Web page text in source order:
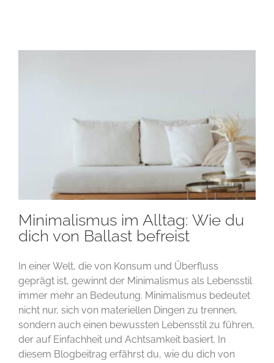
Minimalismus im Alltag: Wie du
dich von Ballast befreist
In einer Welt, die von Konsum und Überfluss
geprägt ist, gewinnt der Minimalismus als Lebensstil
immer mehr an Bedeutung. Minimalismus bedeutet
nicht nur, sich von materiellen Dingen zu trennen,
sondern auch einen bewussten Lebensstil zu führen,
der auf Einfachheit und Achtsamkeit basiert. In
diesem Blogbeitrag erfährst du, wie du dich von